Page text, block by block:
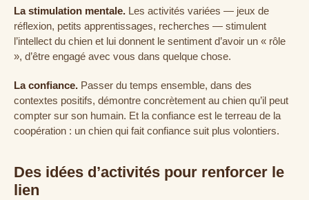
La stimulation mentale. Les activités variées — jeux de
réflexion, petits apprentissages, recherches — stimulent
l’intellect du chien et lui donnent le sentiment d’avoir un « rôle
», d’être engagé avec vous dans quelque chose.
La confiance. Passer du temps ensemble, dans des
contextes positifs, démontre concrètement au chien qu’il peut
compter sur son humain. Et la confiance est le terreau de la
coopération : un chien qui fait confiance suit plus volontiers.
Des idées d’activités pour renforcer le
lien